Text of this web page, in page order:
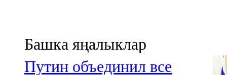
Башка яңалыклар
Путин объединил все